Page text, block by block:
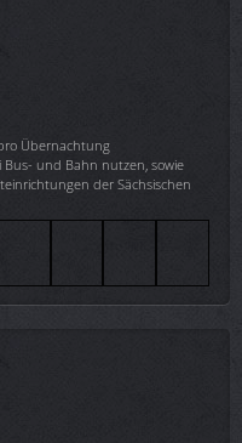
Übernachtung
Bus- und Bahn nutzen, sowie
der Sächsischen